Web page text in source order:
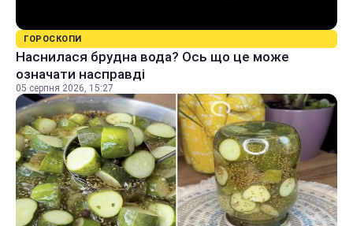
ГОРОСКОПИ
Наснилася брудна вода? Ось що це може
означати насправді
05 серпня 2026, 15:27